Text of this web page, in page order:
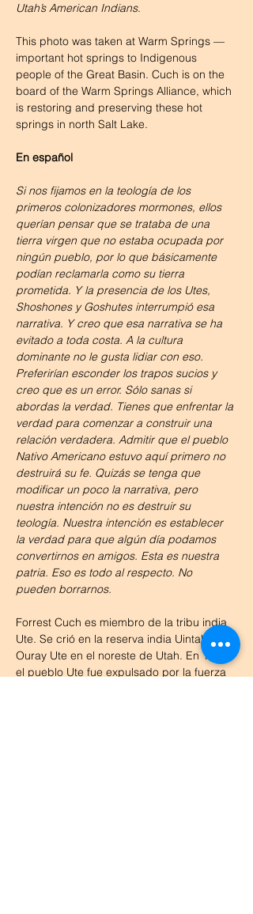
Utah’s American Indians.
This photo was taken at Warm Springs —
important hot springs to Indigenous
people of the Great Basin. Cuch is on the
board of the Warm Springs Alliance, which
is restoring and preserving these hot
springs in north Salt Lake.
En español
Si nos fijamos en la teología de los
primeros colonizadores mormones, ellos
querían pensar que se trataba de una
tierra virgen que no estaba ocupada por
ningún pueblo, por lo que básicamente
podían reclamarla como su tierra
prometida. Y la presencia de los Utes,
Shoshones y Goshutes interrumpió esa
narrativa. Y creo que esa narrativa se ha
evitado a toda costa. A la cultura
dominante no le gusta lidiar con eso.
Preferirían esconder los trapos sucios y
creo que es un error. Sólo sanas si
abordas la verdad. Tienes que enfrentar la
verdad para comenzar a construir una
relación verdadera. Admitir que el pueblo
Nativo Americano estuvo aquí primero no
destruirá su fe. Quizás se tenga que
modificar un poco la narrativa, pero
nuestra intención no es destruir su
teología. Nuestra intención es establecer
la verdad para que algún día podamos
convertirnos en amigos. Esta es nuestra
patria. Eso es todo al respecto. No
pueden borrarnos.
Forrest Cuch es miembro de la tribu india
Ute. Se crió en la reserva india Uintah y
Ouray Ute en el noreste de Utah. En 1860,
el pueblo Ute fue expulsado por la fuerza